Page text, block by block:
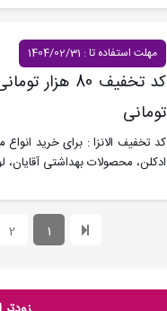
مهلت استفاده تا : 1404/02/31
تومانی
کد تخفیف الانزا : برای خرید
ادکلن، محصولات بهداشتی
1
2